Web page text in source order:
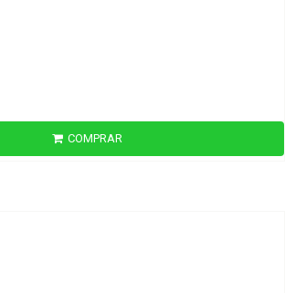
COMPRAR
R$2.100,00